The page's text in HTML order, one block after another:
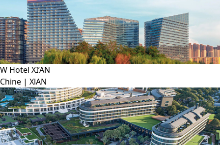
W Hotel XI’AN
Chine | XlAN